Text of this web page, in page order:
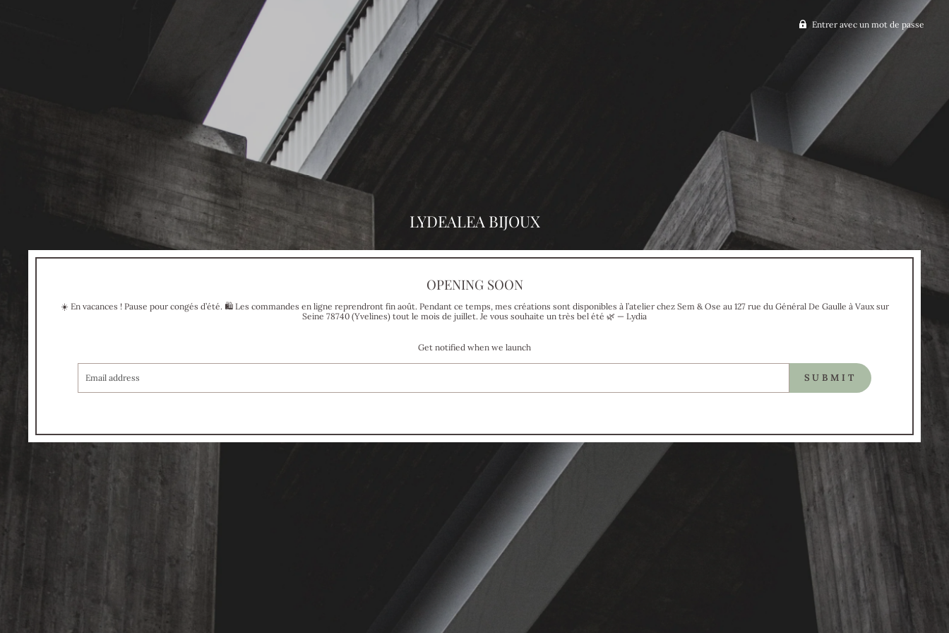
Entrer avec un mot de passe
LYDEALEA BIJOUX
OPENING SOON
☀️ En vacances ! Pause pour congés d’été. 🛍 Les commandes en ligne reprendront fin août. Pendant ce temps, mes créations sont disponibles à l’atelier chez Sem & Ose au 127 rue du Général De Gaulle à Vaux sur
Seine 78740 (Yvelines) tout le mois de juillet. Je vous souhaite un très bel été 🌿 — Lydia
Get notified when we launch
COURRIEL
SUBMIT